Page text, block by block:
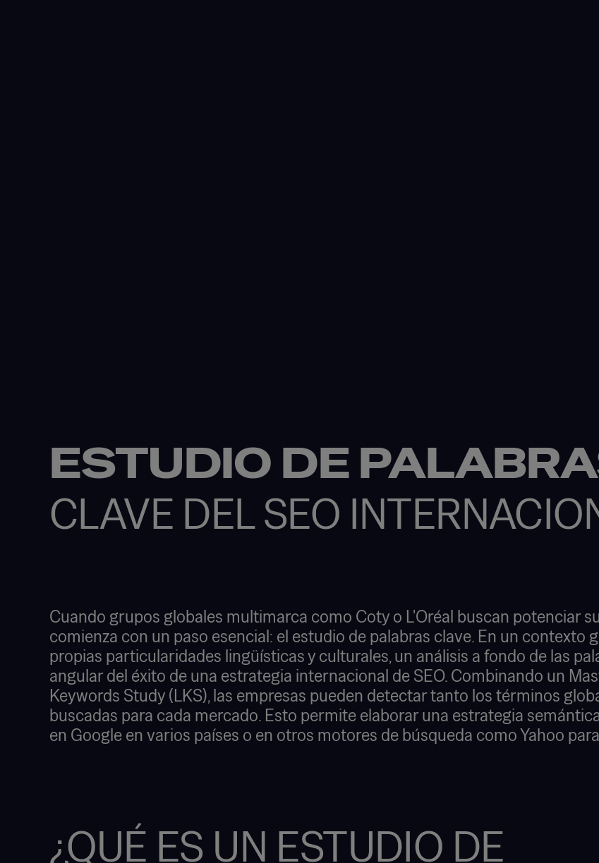
ESTUDIO DE
CLAVE DEL SEO
Cuando grupos globales multimarca como Coty o L'Oréal buscan potenciar
comienza con un paso esencial: el estudio de palabras clave. En un contexto
propias particularidades lingüísticas y culturales, un análisis a fondo de las
angular del éxito de una estrategia internacional de SEO. Combinando un
Keywords Study (LKS), las empresas pueden detectar tanto los términos
buscadas para cada mercado. Esto permite elaborar una estrategia
en Google en varios países o en otros motores de búsqueda como Yahoo
¿QUÉ ES UN ESTUDIO DE